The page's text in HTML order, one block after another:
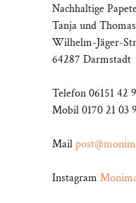
Nachhaltige
Tanja und
Wilhelm-Jäger-
64287 Darmstadt
Telefon 06151 42
Mobil 0170 21 03
Mail
Instagram